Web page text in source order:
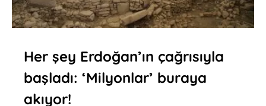
Her şey Erdoğan’ın çağrısıyla
başladı: ‘Milyonlar’ buraya
akıyor!